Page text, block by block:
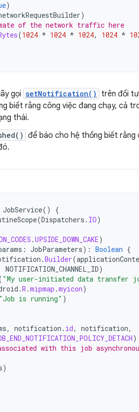
)
)
of the network traffic here
(1024 * 1024 * 1024, 1024 *
gọi setNotification() trên đối
biết rằng công việc đang chạy, cả
thái.
để báo cho hệ thống biết
JobService()
{
(Dispatchers . IO)
.UPSIDE_DOWN_CAKE)
: JobParameters): Boolean {
.Builder(
NOTIFICATION_CHANNEL_ID)
"My user-initiated data transfer
.R .mipmap .myicon)
"Job is running" )
, notification . id, notification,
)
with this job
)